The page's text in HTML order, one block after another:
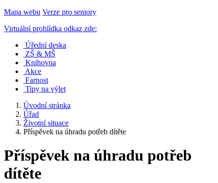
Mapa webu Verze pro seniory
Virtuální prohlídka odkaz zde:
Úřední deska
ZŠ & MŠ
Knihovna
Akce
Farnost
Tipy na výlet
Úvodní stránka
Úřad
Životní situace
Příspěvek na úhradu potřeb dítěte
Příspěvek na úhradu potřeb
dítěte